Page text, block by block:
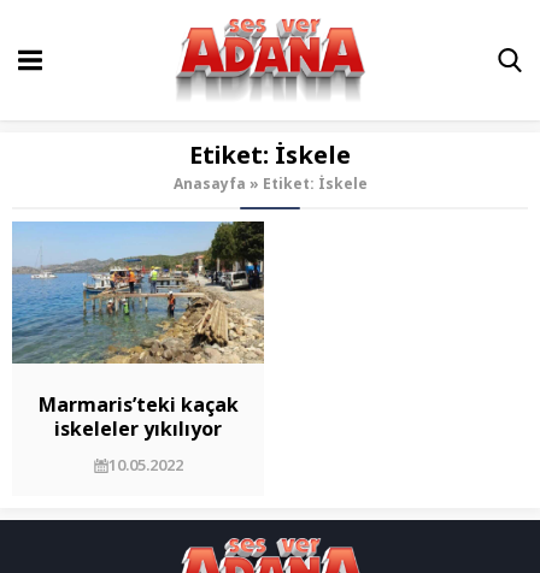
Etiket: İskele
Anasayfa » Etiket: İskele
Marmaris’teki kaçak
iskeleler yıkılıyor
10.05.2022